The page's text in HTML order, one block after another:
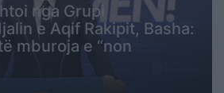
nga Grupi
e Aqif Rakipit, Basha:
mburoja e “non